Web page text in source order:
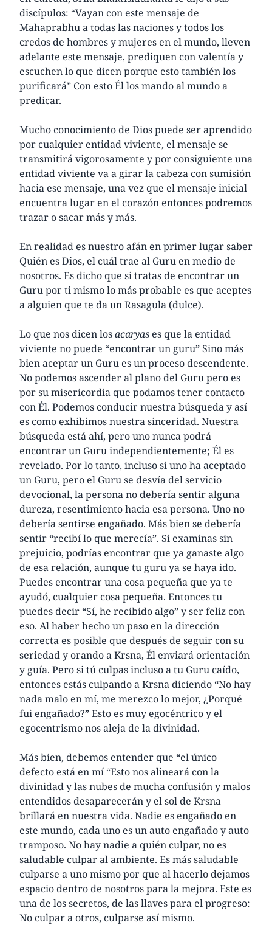
discípulos: “Vayan con este mensaje de
Mahaprabhu a todas las naciones y todos los
credos de hombres y mujeres en el mundo, lleven
adelante este mensaje, prediquen con valentía y
escuchen lo que dicen porque esto también los
purificará” Con esto Él los mando al mundo a
predicar.
Mucho conocimiento de Dios puede ser aprendido
por cualquier entidad viviente, el mensaje se
transmitirá vigorosamente y por consiguiente una
entidad viviente va a girar la cabeza con sumisión
hacia ese mensaje, una vez que el mensaje inicial
encuentra lugar en el corazón entonces podremos
trazar o sacar más y más.
En realidad es nuestro afán en primer lugar saber
Quién es Dios, el cuál trae al Guru en medio de
nosotros. Es dicho que si tratas de encontrar un
Guru por ti mismo lo más probable es que aceptes
a alguien que te da un Rasagula (dulce).
Lo que nos dicen losacaryases que la entidad
viviente no puede “encontrar un guru” Sino más
bien aceptar un Guru es un proceso descendente.
No podemos ascender al plano del Guru pero es
por su misericordia que podamos tener contacto
con Él. Podemos conducir nuestra búsqueda y así
es como exhibimos nuestra sinceridad. Nuestra
búsqueda está ahí, pero uno nunca podrá
encontrar un Guru independientemente; Él es
revelado. Por lo tanto, incluso si uno ha aceptado
un Guru, pero el Guru se desvía del servicio
devocional, la persona no debería sentir alguna
dureza, resentimiento hacia esa persona. Uno no
debería sentirse engañado. Más bien se debería
sentir “recibí lo que merecía”. Si examinas sin
prejuicio, podrías encontrar que ya ganaste algo
de esa relación, aunque tu guru ya se haya ido.
Puedes encontrar una cosa pequeña que ya te
ayudó, cualquier cosa pequeña. Entonces tu
puedes decir “Sí, he recibido algo” y ser feliz con
eso. Al haber hecho un paso en la dirección
correcta es posible que después de seguir con su
seriedad y orando a Krsna, Él enviará orientación
y guía. Pero si tú culpas incluso a tu Guru caído,
entonces estás culpando a Krsna diciendo “No hay
nada malo en mí, me merezco lo mejor, ¿Porqué
fui engañado?” Esto es muy egocéntrico y el
egocentrismo nos aleja de la divinidad.
Más bien, debemos entender que “el único
defecto está en mí “Esto nos alineará con la
divinidad y las nubes de mucha confusión y malos
entendidos desaparecerán y el sol de Krsna
brillará en nuestra vida. Nadie es engañado en
este mundo, cada uno es un auto engañado y auto
tramposo. No hay nadie a quién culpar, no es
saludable culpar al ambiente. Es más saludable
culparse a uno mismo por que al hacerlo dejamos
espacio dentro de nosotros para la mejora. Este es
una de los secretos, de las llaves para el progreso:
No culpar a otros, culparse así mismo.